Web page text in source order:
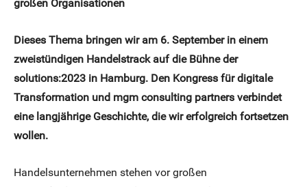
großen Organisationen
Dieses Thema bringen wir am 6. September in einem
zweistündigen Handelstrack auf die Bühne der
solutions:2023 in Hamburg. Den Kongress für digitale
Transformation und mgm consulting partners verbindet
eine langjährige Geschichte, die wir erfolgreich fortsetzen
wollen.
Handelsunternehmen stehen vor großen